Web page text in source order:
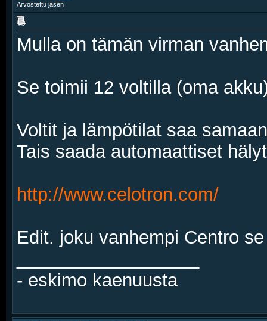
Arvostettu jäsen
Mulla on tämän virman
Se toimii 12 voltilla (oma
Voltit ja lämpötilat saa
Tais saada automaattiset
http://www.celotron.com/
Edit. joku vanhempi Centro
- eskimo kaenuusta